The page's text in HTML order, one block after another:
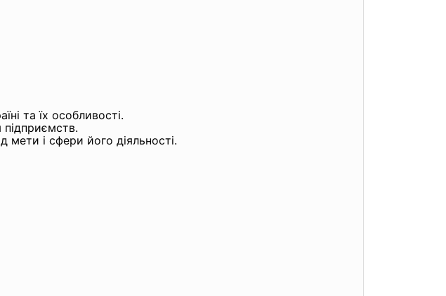
та їх особливості.
підприємств.
мети і сфери його діяльності.